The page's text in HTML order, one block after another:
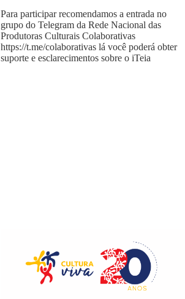
Para participar recomendamos a entrada no
grupo do Telegram da Rede Nacional das
Produtoras Culturais Colaborativas
https://t.me/colaborativaslá você poderá obter
suporte e esclarecimentos sobre o iTeia